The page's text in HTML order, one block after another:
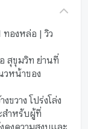
องหล่อ | วิว
สุขุมวิท ย่านที่
วหน้าของ
วาง โปร่งโล่ง
สำหรับผู้ที่
คงความสงบและ